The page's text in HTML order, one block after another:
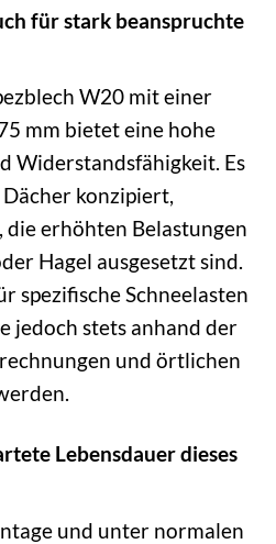
für stark beanspruchte
W20 mit einer
mm bietet eine hohe
Widerstandsfähigkeit. Es
konzipiert,
erhöhten Belastungen
Hagel ausgesetzt sind.
spezifische Schneelasten
jedoch stets anhand der
und örtlichen
Lebensdauer dieses
und unter normalen